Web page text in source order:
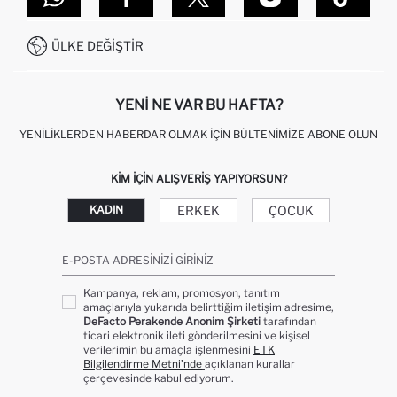
SITEMAP
İŞLEM REHBERI
KAMPANYALAR
0850 333 22 86
ÜLKE DEĞIŞTIR
YENI NE VAR BU HAFTA?
YENILIKLERDEN HABERDAR OLMAK İÇIN BÜLTENIMIZE ABONE OLUN
KIM IÇIN ALIŞVERIŞ YAPIYORSUN?
KADIN ERKEK ÇOCUK
E-POSTA ADRESINIZI GIRINIZ
Kampanya, reklam, promosyon, tanıtım
amaçlarıyla yukarıda belirttiğim iletişim adresime,
DeFacto Perakende Anonim Şirketi tarafından
ticari elektronik ileti gönderilmesini ve kişisel
verilerimin bu amaçla işlenmesini ETK
Bilgilendirme Metni’nde açıklanan kurallar
çerçevesinde kabul ediyorum.